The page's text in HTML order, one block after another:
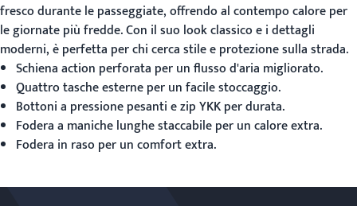
fresco durante le passeggiate, offrendo al contempo calore per
le giornate più fredde. Con il suo look classico e i dettagli
moderni, è perfetta per chi cerca stile e protezione sulla strada.
Schiena action perforata per un flusso d'aria migliorato.
Quattro tasche esterne per un facile stoccaggio.
Bottoni a pressione pesanti e zip YKK per durata.
Fodera a maniche lunghe staccabile per un calore extra.
Fodera in raso per un comfort extra.